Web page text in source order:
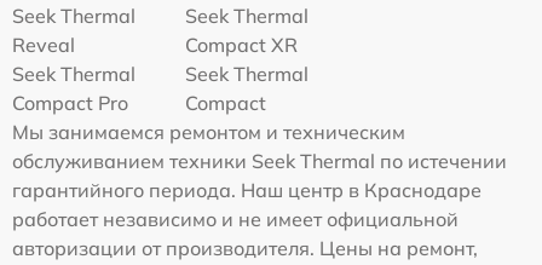
Seek Thermal
Reveal
Seek Thermal
Compact XR
Seek Thermal
Compact Pro
Seek Thermal
Compact
Мы занимаемся ремонтом и техническим
обслуживанием техники Seek Thermal по истечении
гарантийного периода. Наш центр в Краснодаре
работает независимо и не имеет официальной
авторизации от производителя. Цены на ремонт,